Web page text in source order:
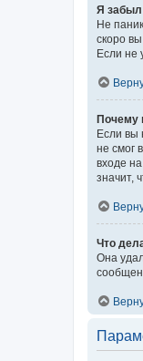
Я забыл
Не
скоро
Если не
Почему
Если вы
не смог
входе
значит,
Что
Она